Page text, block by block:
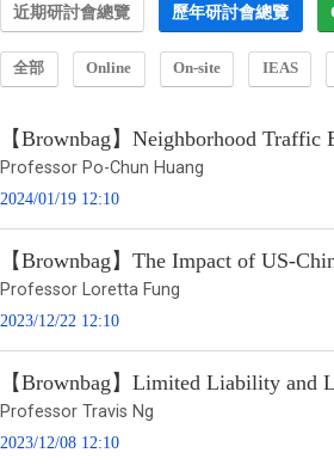
近期研討會總覽 歷年研討會總覽
全部 Online On-site IEAS
【Brownbag】Neighborhood
Professor Po-Chun Huang
2024/01/19 12:10
【Brownbag】The Impact of US-
Professor Loretta Fung
2023/12/22 12:10
【Brownbag】Limited Liability and
Professor Travis Ng
2023/12/08 12:10